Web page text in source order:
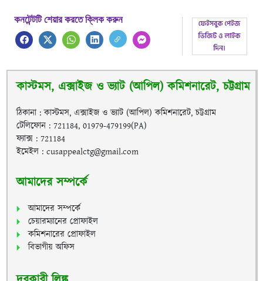
কনটেন্টটি শেয়ার করতে ক্লিক করুন
কাস্টমস, এক্সাইজ ও ভ্যাট (আপিল) কমিশনারেট, চট্টগ্রাম
ঠিকানা : কাস্টমস, এক্সাইজ ও ভ্যাট (আপিল) কমিশনারেট, চট্টগ্রাম
টেলিফোন : 721184, 01979-479199(PA)
ফ্যাক্স : 721184
ইমেইল : cusappealctg@gmail.com
আমাদের সম্পর্কে
আমাদের সম্পর্কে
চেয়ারম্যানের প্রোফাইল
কমিশনারের প্রোফাইল
বিভাগীয় অফিস